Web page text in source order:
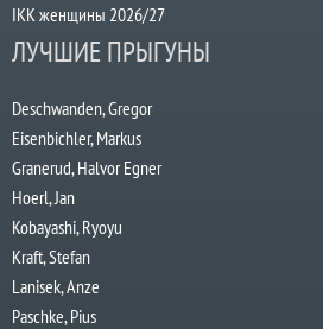
IKK женщины 2026/27
ЛУЧШИЕ ПРЫГУНЫ
Deschwanden, Gregor
Eisenbichler, Markus
Granerud, Halvor Egner
Hoerl, Jan
Kobayashi, Ryoyu
Kraft, Stefan
Lanisek, Anze
Paschke, Pius